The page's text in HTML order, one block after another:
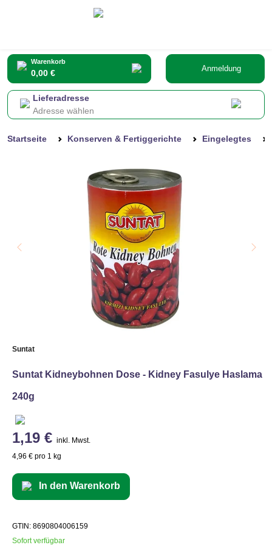
Warenkorb
0,00 € Anmeldung
Lieferadresse
Adresse wählen
Startseite Konserven & Fertiggerichte Eingelegtes
Suntat
Suntat Kidneybohnen Dose - Kidney Fasulye Haslama
240g
1,19 € inkl. Mwst.
4,96 € pro 1 kg
In den Warenkorb
GTIN: 8690804006159
Sofort verfügbar